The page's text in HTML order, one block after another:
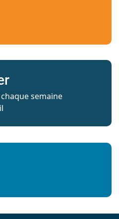
chaque semaine